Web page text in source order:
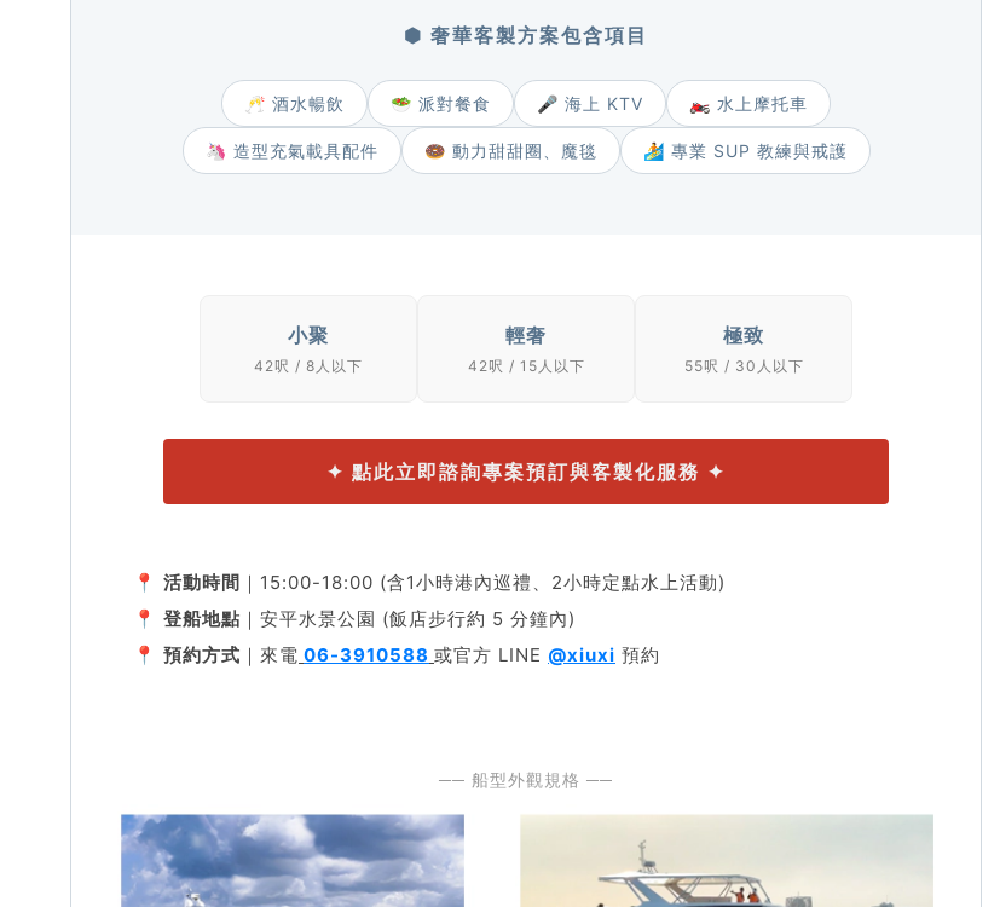
⬢ 奢華客製方案包含項目
🥂 酒水暢飲 🥗 派對餐食 🎤 海上 KTV 🏍️ 水上摩托車
🦄 造型充氣載具配件 🍩 動力甜甜圈、魔毯 🏄 專業 SUP 教練與戒護
小聚
42呎 / 8人以下
輕奢
42呎 / 15人以下
極致
55呎 / 30人以下
✦ 點此立即諮詢專案預訂與客製化服務 ✦
📍 活動時間 ｜15:00-18:00 (含1小時港內巡禮、2小時定點水上活動)
📍 登船地點 ｜安平水景公園 (飯店步行約 5 分鐘內)
📍 預約方式 ｜來電 06-3910588 或官方 LINE @xiuxi 預約
── 船型外觀規格 ──